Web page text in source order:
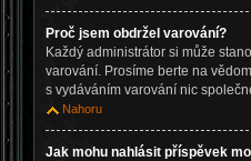
Proč jsem obdržel varování?
Každý administrátor si může
varování. Prosíme berte na
s vydáváním varování nic
Nahoru
Jak mohu nahlásit příspěvek